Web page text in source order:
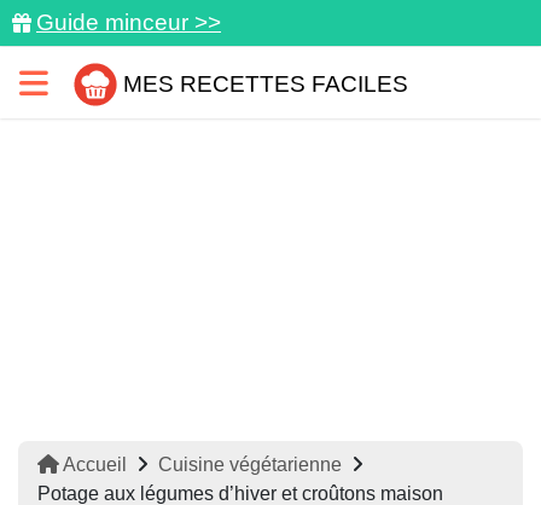
Guide minceur >>
MES RECETTES FACILES
Accueil
Cuisine végétarienne
Potage aux légumes d’hiver et croûtons maison